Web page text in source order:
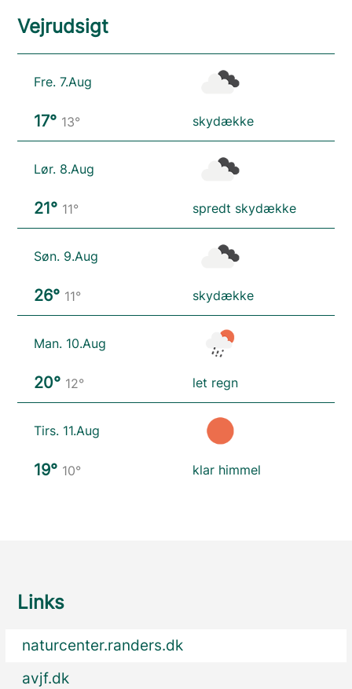
Vejrudsigt
Fre. 7.Aug
17° 13° skydække
Lør. 8.Aug
21° 11° spredt skydække
Søn. 9.Aug
26° 11° skydække
Man. 10.Aug
20° 12° let regn
Tirs. 11.Aug
19° 10° klar himmel
Links
naturcenter.randers.dk
avjf.dk